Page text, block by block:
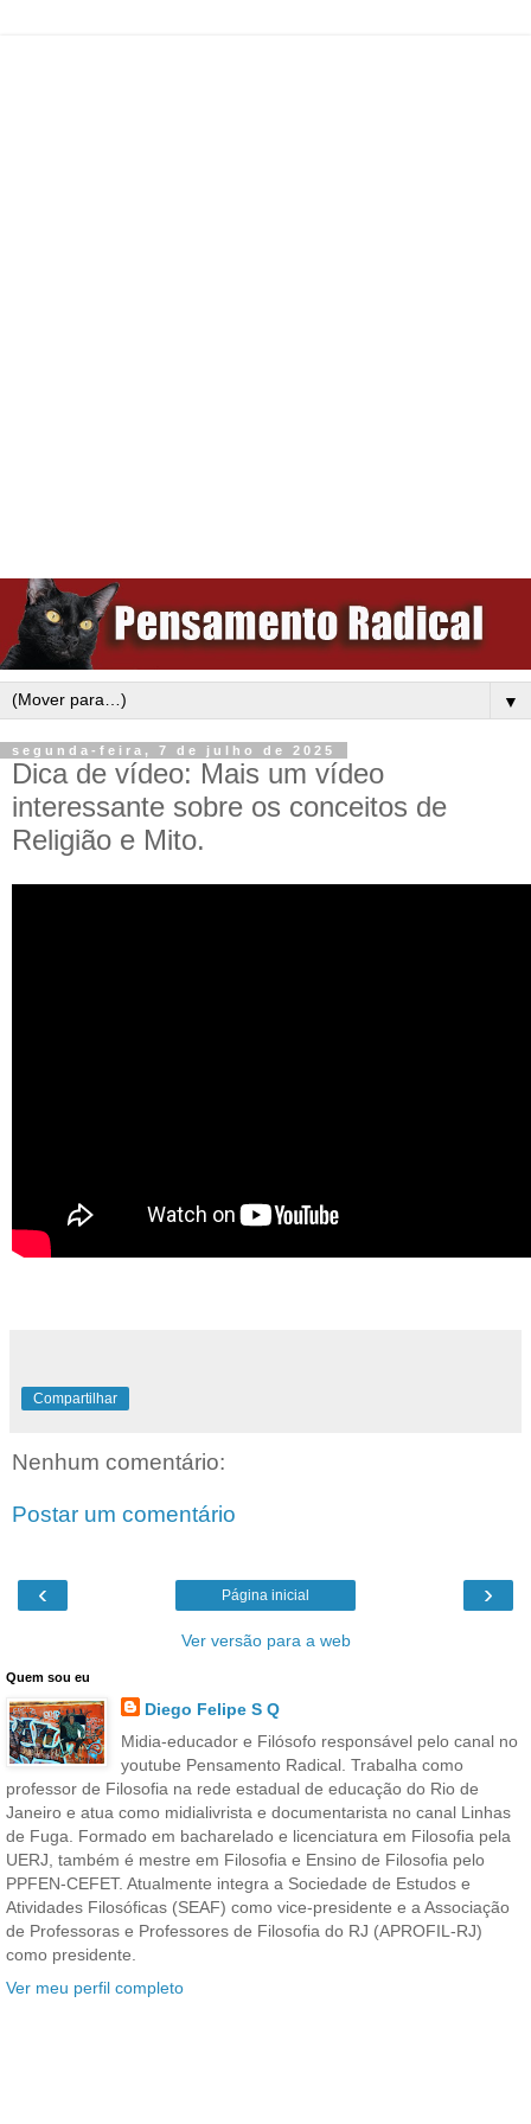
▼
segunda-feira, 7 de julho de 2025
Dica de vídeo: Mais um vídeo
interessante sobre os conceitos de
Religião e Mito.
Compartilhar
Nenhum comentário:
Postar um comentário
‹ ›
Página inicial
Ver versão para a web
Quem sou eu
Diego Felipe S Q
Midia-educador e Filósofo responsável pelo canal no
youtube Pensamento Radical. Trabalha como
professor de Filosofia na rede estadual de educação do Rio de
Janeiro e atua como midialivrista e documentarista no canal Linhas
de Fuga. Formado em bacharelado e licenciatura em Filosofia pela
UERJ, também é mestre em Filosofia e Ensino de Filosofia pelo
PPFEN-CEFET. Atualmente integra a Sociedade de Estudos e
Atividades Filosóficas (SEAF) como vice-presidente e a Associação
de Professoras e Professores de Filosofia do RJ (APROFIL-RJ)
como presidente.
Ver meu perfil completo